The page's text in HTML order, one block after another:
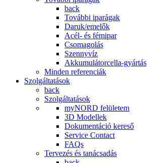
back
További iparágak
Daruk/emelők
Acél- és fémipar
Csomagolás
Szennyvíz
Akkumulátorcella-gyártás
Minden referenciák
Szolgáltatások
back
Szolgáltatások
myNORD felületem
3D Modellek
Dokumentáció kereső
Service Contact
FAQs
Tervezés és tanácsadás